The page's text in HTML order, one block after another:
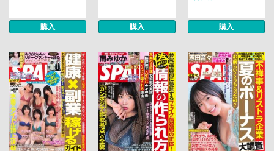
購入 購入 購入